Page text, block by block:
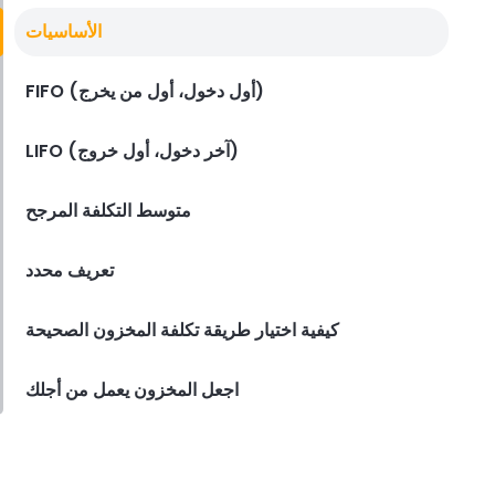
Derrick McMahon
Derrick McMahon
Restaurant Management
مجموعته التقنية
Derrick McMahon
الأساسيات
FIFO (أول دخول، أول من يخرج)
LIFO (آخر دخول، أول خروج)
متوسط التكلفة المرجح
تعريف محدد
كيفية اختيار طريقة تكلفة المخزون الصحيحة
اجعل المخزون يعمل من أجلك